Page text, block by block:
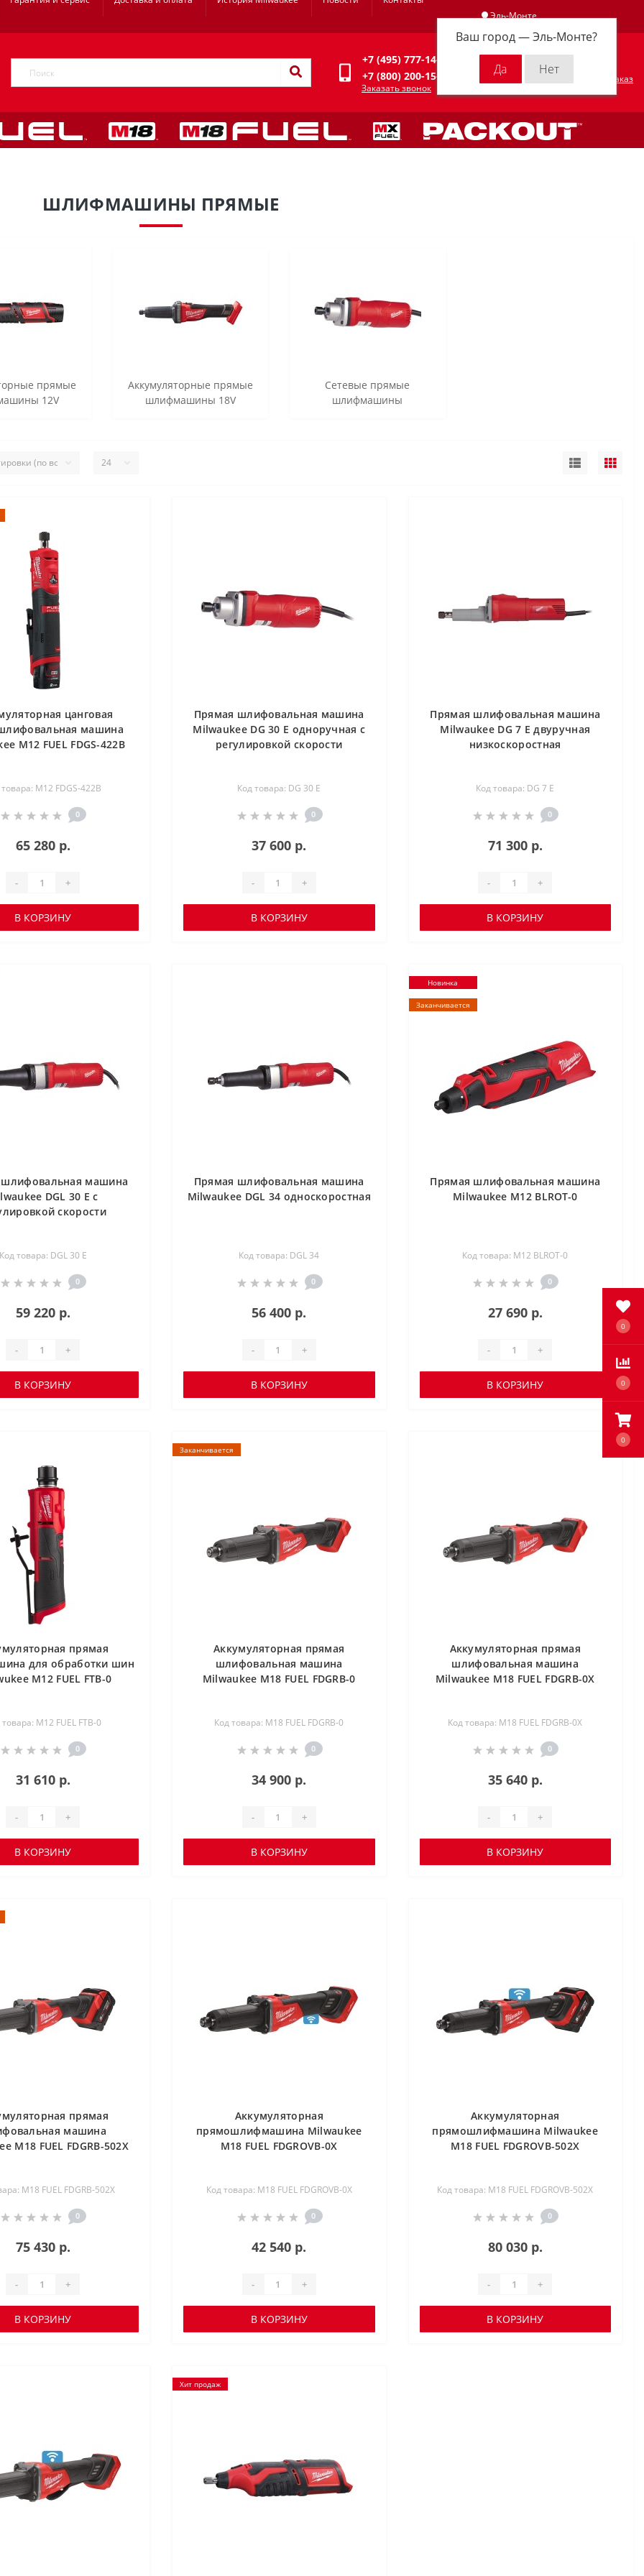
0
0
0
Эль-Монте
Ваш город —Эль-Монте?
Личный кабинет
+7 (495) 777-14-94
+7 (800) 200-15-94
Заказать звонок
Оформить заказ
ШЛИФМАШИНЫ ПРЯМЫЕ
прямые
12V
Аккумуляторные прямые
шлифмашины 18V
Сетевые прямые
шлифмашины
цанговая
машина
M12 FUEL FDGS-422B
M12 FDGS-422B
0
65 280 р.
- +
В КОРЗИНУ
Прямая шлифовальная машина
Milwaukee DG 30 E одноручная с
регулировкой скорости
Код товара: DG 30 E
0
37 600 р.
- +
В КОРЗИНУ
Прямая шлифовальная машина
Milwaukee DG 7 E двуручная
низкоскоростная
Код товара: DG 7 E
0
71 300 р.
- +
В КОРЗИНУ
машина
DGL 30 E с
скорости
Код товара: DGL 30 E
0
59 220 р.
- +
В КОРЗИНУ
Прямая шлифовальная машина
Milwaukee DGL 34 односкоростная
Код товара: DGL 34
0
56 400 р.
- +
В КОРЗИНУ
Новинка
Заканчивается
Прямая шлифовальная машина
Milwaukee M12 BLROT-0
Код товара: M12 BLROT-0
0
27 690 р.
- +
В КОРЗИНУ
прямая
для обработки шин
M12 FUEL FTB-0
M12 FUEL FTB-0
0
31 610 р.
- +
В КОРЗИНУ
Заканчивается
Аккумуляторная прямая
шлифовальная машина
Milwaukee M18 FUEL FDGRB-0
Код товара: M18 FUEL FDGRB-0
0
34 900 р.
- +
В КОРЗИНУ
Аккумуляторная прямая
шлифовальная машина
Milwaukee M18 FUEL FDGRB-0X
Код товара: M18 FUEL FDGRB-0X
0
35 640 р.
- +
В КОРЗИНУ
прямая
машина
M18 FUEL FDGRB-502X
M18 FUEL FDGRB-502X
0
75 430 р.
- +
В КОРЗИНУ
Аккумуляторная
прямошлифмашина Milwaukee
M18 FUEL FDGROVB-0X
Код товара: M18 FUEL FDGROVB-0X
0
42 540 р.
- +
В КОРЗИНУ
Аккумуляторная
прямошлифмашина Milwaukee
M18 FUEL FDGROVB-502X
Код товара: M18 FUEL FDGROVB-502X
0
80 030 р.
- +
В КОРЗИНУ
Хит продаж